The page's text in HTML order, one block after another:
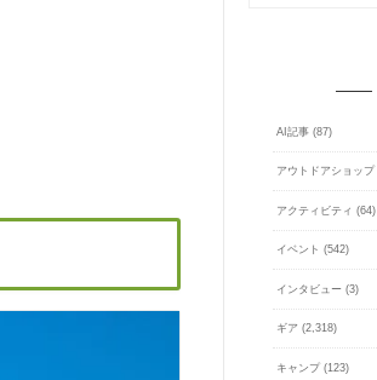
AI記事 (87)
アウトドアショップ
アクティビティ (64)
イベント (542)
インタビュー (3)
ギア (2,318)
キャンプ (123)